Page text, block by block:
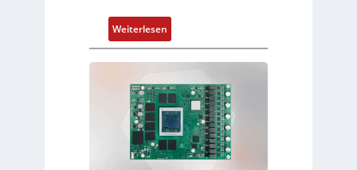
d
b
e
r
w
a
m
e
h
L
e
i
s
t
Weiterlesen:
F
l
x
i
b
l
e